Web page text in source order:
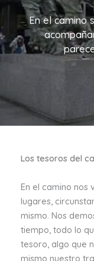
En el camino
Los tesoros del
En el camino nos
lugares,
mismo. Nos
tiempo, todo lo
tesoro, algo que
mismo nuestro